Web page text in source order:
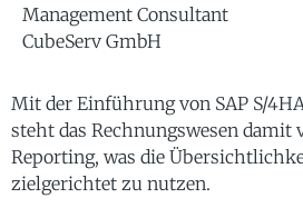
Management Consultant
CubeServ GmbH
Mit der Einführung von SAP S/
steht das Rechnungswesen damit
Reporting, was die
zielgerichtet zu nutzen.